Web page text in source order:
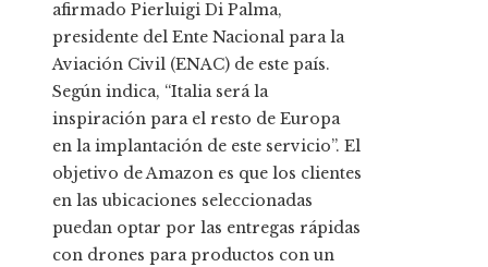
afirmado Pierluigi Di Palma,
presidente del Ente Nacional para la
Aviación Civil (ENAC) de este país.
Según indica, “Italia será la
inspiración para el resto de Europa
en la implantación de este servicio”. El
objetivo de Amazon es que los clientes
en las ubicaciones seleccionadas
puedan optar por las entregas rápidas
con drones para productos con un